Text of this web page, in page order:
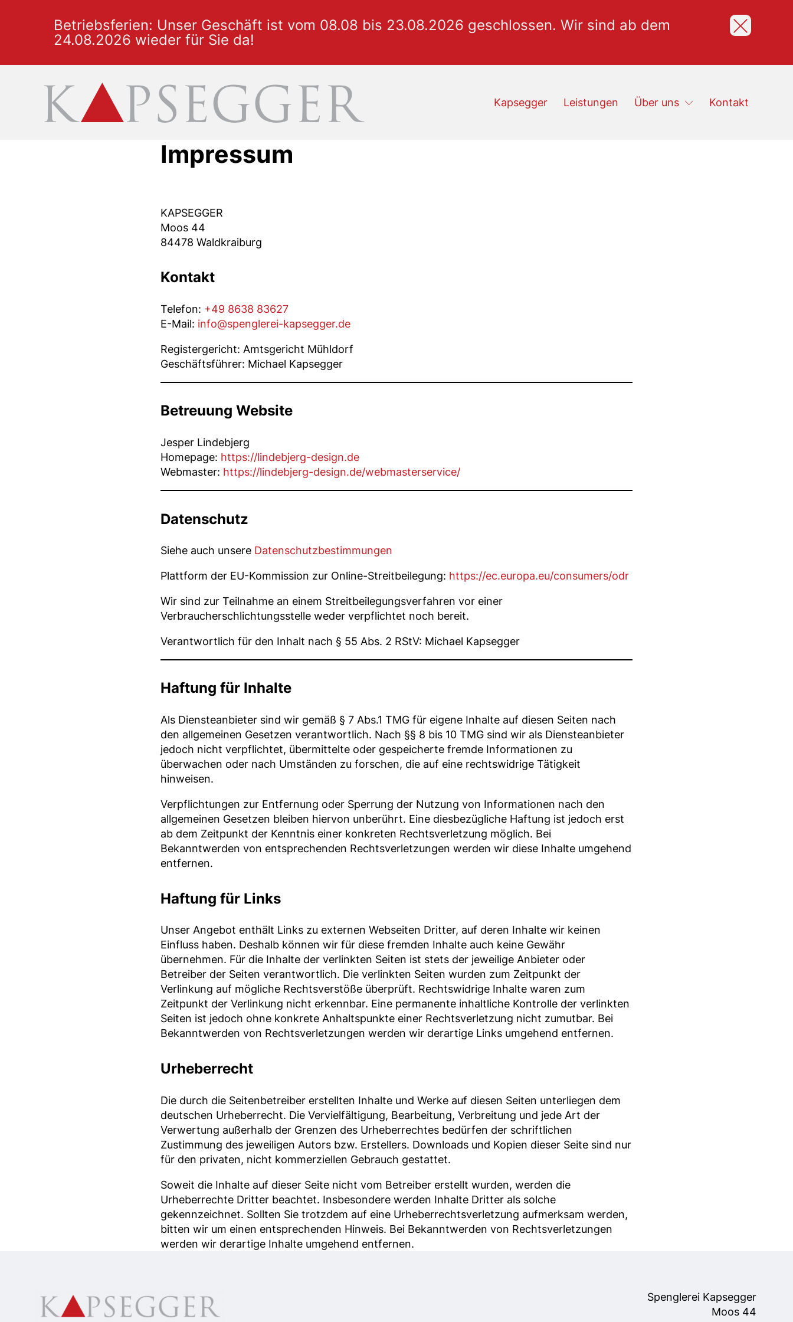
Betriebsferien: Unser Geschäft ist vom 08.08 bis 23.08.2026 geschlossen. Wir sind ab dem
24.08.2026 wieder für Sie da!
Kapsegger Leistungen Über uns Kontakt
Impressum
KAPSEGGER
Moos 44
84478 Waldkraiburg
Kontakt
Telefon: +49 8638 83627
E-Mail: info@spenglerei-kapsegger.de
Registergericht: Amtsgericht Mühldorf
Geschäftsführer: Michael Kapsegger
Betreuung Website
Jesper Lindebjerg
Homepage: https://lindebjerg-design.de
Webmaster: https://lindebjerg-design.de/webmasterservice/
Datenschutz
Siehe auch unsere Datenschutzbestimmungen
Plattform der EU-Kommission zur Online-Streitbeilegung: https://ec.europa.eu/consumers/odr
Wir sind zur Teilnahme an einem Streitbeilegungsverfahren vor einer
Verbraucherschlichtungsstelle weder verpflichtet noch bereit.
Verantwortlich für den Inhalt nach § 55 Abs. 2 RStV: Michael Kapsegger
Haftung für Inhalte
Als Diensteanbieter sind wir gemäß § 7 Abs.1 TMG für eigene Inhalte auf diesen Seiten nach
den allgemeinen Gesetzen verantwortlich. Nach §§ 8 bis 10 TMG sind wir als Diensteanbieter
jedoch nicht verpflichtet, übermittelte oder gespeicherte fremde Informationen zu
überwachen oder nach Umständen zu forschen, die auf eine rechtswidrige Tätigkeit
hinweisen.
Verpflichtungen zur Entfernung oder Sperrung der Nutzung von Informationen nach den
allgemeinen Gesetzen bleiben hiervon unberührt. Eine diesbezügliche Haftung ist jedoch erst
ab dem Zeitpunkt der Kenntnis einer konkreten Rechtsverletzung möglich. Bei
Bekanntwerden von entsprechenden Rechtsverletzungen werden wir diese Inhalte umgehend
entfernen.
Haftung für Links
Unser Angebot enthält Links zu externen Webseiten Dritter, auf deren Inhalte wir keinen
Einfluss haben. Deshalb können wir für diese fremden Inhalte auch keine Gewähr
übernehmen. Für die Inhalte der verlinkten Seiten ist stets der jeweilige Anbieter oder
Betreiber der Seiten verantwortlich. Die verlinkten Seiten wurden zum Zeitpunkt der
Verlinkung auf mögliche Rechtsverstöße überprüft. Rechtswidrige Inhalte waren zum
Zeitpunkt der Verlinkung nicht erkennbar. Eine permanente inhaltliche Kontrolle der verlinkten
Seiten ist jedoch ohne konkrete Anhaltspunkte einer Rechtsverletzung nicht zumutbar. Bei
Bekanntwerden von Rechtsverletzungen werden wir derartige Links umgehend entfernen.
Urheberrecht
Die durch die Seitenbetreiber erstellten Inhalte und Werke auf diesen Seiten unterliegen dem
deutschen Urheberrecht. Die Vervielfältigung, Bearbeitung, Verbreitung und jede Art der
Verwertung außerhalb der Grenzen des Urheberrechtes bedürfen der schriftlichen
Zustimmung des jeweiligen Autors bzw. Erstellers. Downloads und Kopien dieser Seite sind nur
für den privaten, nicht kommerziellen Gebrauch gestattet.
Soweit die Inhalte auf dieser Seite nicht vom Betreiber erstellt wurden, werden die
Urheberrechte Dritter beachtet. Insbesondere werden Inhalte Dritter als solche
gekennzeichnet. Sollten Sie trotzdem auf eine Urheberrechtsverletzung aufmerksam werden,
bitten wir um einen entsprechenden Hinweis. Bei Bekanntwerden von Rechtsverletzungen
werden wir derartige Inhalte umgehend entfernen.
Spenglerei Kapsegger
Moos 44